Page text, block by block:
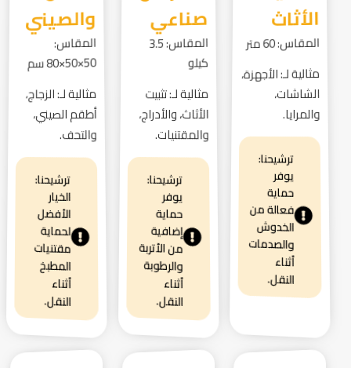
الأثاث
المقاس: 60 متر
مثالية لـ: الأجهزة،
الشاشات،
والمرايا.
ترشيحنا:
يوفر
حماية
فعالة من
الخدوش
والصدمات
أثناء
النقل.
صناعي
المقاس: 3.5
كيلو
مثالية لـ: تثبيت
الأثاث، والأدراج،
والمقتنيات.
ترشيحنا:
يوفر
حماية
إضافية
من الأتربة
والرطوبة
أثناء
النقل.
والصيني
المقاس:
50×50×80 سم
مثالية لـ: الزجاج،
أطقم الصيني،
والتحف.
ترشيحنا:
الخيار
الأفضل
لحماية
مقتنيات
المطبخ
أثناء
النقل.